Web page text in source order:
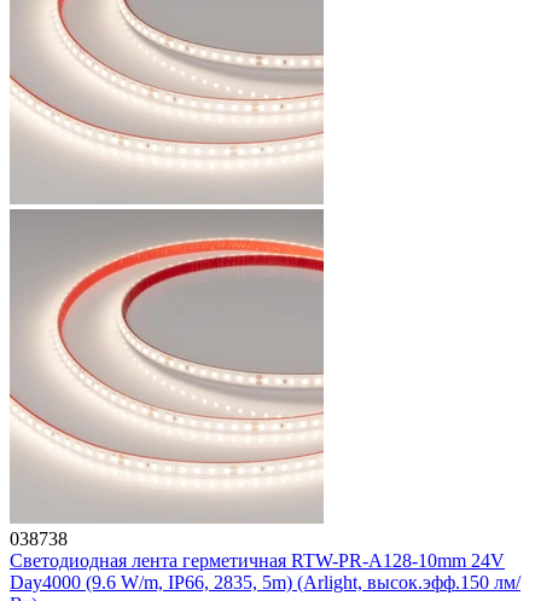
038738
Светодиодная лента герметичная RTW-PR-A128-10mm 24V
Day4000 (9.6 W/m, IP66, 2835, 5m) (Arlight, высок.эфф.150 лм/